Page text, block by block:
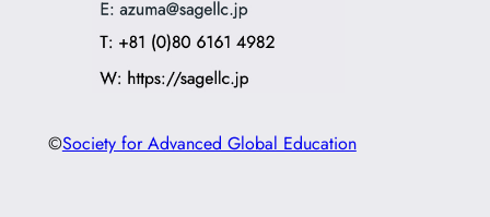
©Society for Advanced Global Education